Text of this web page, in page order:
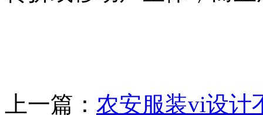
上一篇： 农安服装vi设计